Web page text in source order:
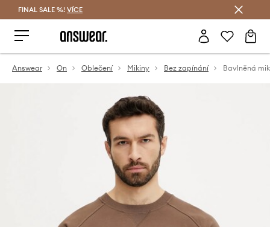
FINAL SALE %! VÍCE
Answear On Oblečení Mikiny Bez zapínání